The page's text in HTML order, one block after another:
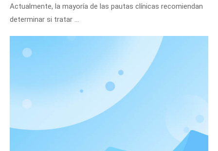
Actualmente, la mayoría de las pautas clínicas recomiendan
determinar si tratar ...